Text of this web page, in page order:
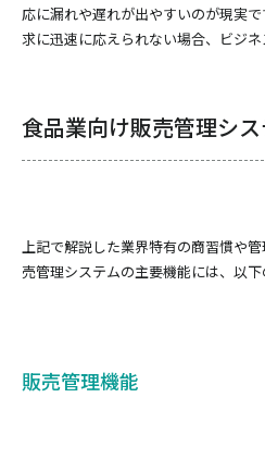
応に漏れや遅れが出やすいのが現実
求に迅速に応えられない場合、ビジネ
食品業向け販売管理シ
上記で解説した業界特有の商習慣や
売管理システムの主要機能には、以下
販売管理機能